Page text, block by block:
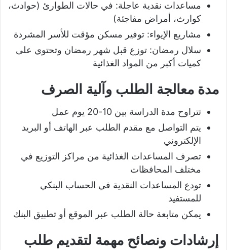
مساعدات نقدية عاجلة: في حالات الطوارئ (حوادث،
كوارث، أمراض مفاجئة)
مشاريع الإيواء: توفير مسكن مؤقت للأسر المشردة
سلال رمضان: توزع قبل شهر رمضان وتحتوي على
كميات أكبر من المواد الغذائية
مدة معالجة الطلب وآلية الصرف
تتراوح مدة الدراسة بين 10-20 يوم عمل
يتم التواصل مع مقدم الطلب عبر الهاتف أو البريد
الإلكتروني
تصرف المساعدات الغذائية من مراكز التوزيع في
مختلف المحافظات
تودع المساعدات النقدية في الحساب البنكي
للمستفيد
يمكن متابعة حالة الطلب عبر الموقع أو تطبيق البنك
إرشادات ونصائح مهمة لتقديم طلب